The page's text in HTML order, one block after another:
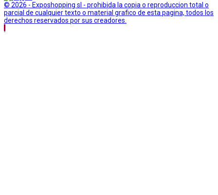
© 2026 - Exposhopping sl - prohibida la copia o reproduccion total o
parcial de cualquier texto o material grafico de esta pagina, todos los
derechos reservados por sus creadores.